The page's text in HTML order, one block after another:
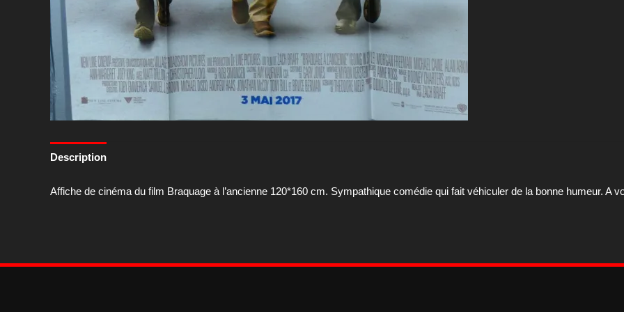
Description
Affiche de cinéma du film Braquage à l’ancienne 120*160 cm. Sympathique comédie qui fait véhiculer de la bonne humeur. A